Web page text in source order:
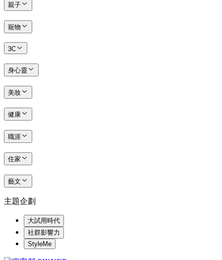
親子
寵物
3C
身心靈
美妝
健康
職涯
住家
藝文
主題企劃
大試用時代
社群影響力
StyleMe